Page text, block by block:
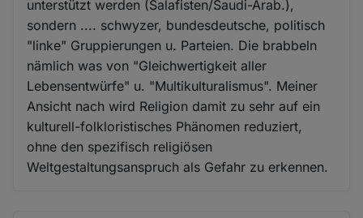
unterstützt werden (Salafisten/Saudi-Arab.),
sondern .... schwyzer, bundesdeutsche, politisch
"linke" Gruppierungen u. Parteien. Die brabbeln
nämlich was von "Gleichwertigkeit aller
Lebensentwürfe" u. "Multikulturalismus". Meiner
Ansicht nach wird Religion damit zu sehr auf ein
kulturell-folkloristisches Phänomen reduziert,
ohne den spezifisch religiösen
Weltgestaltungsanspruch als Gefahr zu erkennen.